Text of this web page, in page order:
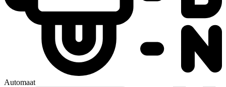
Automaat